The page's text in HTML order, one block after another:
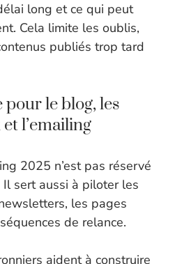
long et ce qui peut
Cela limite les oublis,
publiés trop tard
le blog, les
l’emailing
2025 n’est pas réservé
Il sert aussi à piloter les
les pages
de relance.
aident à construire